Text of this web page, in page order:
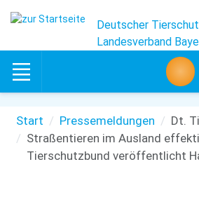
Deutscher
Landesverband
Start Pressemeldungen
Dt.
Straßentieren im Ausland
Tierschutzbund veröffentlicht